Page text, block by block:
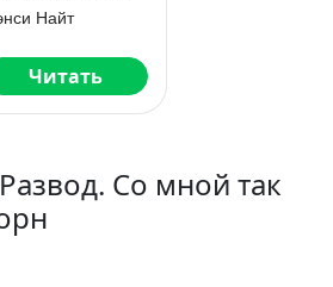
Найт
Читать
Со мной так